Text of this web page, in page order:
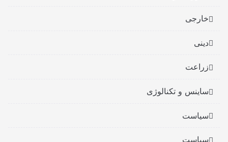
خارجی
دینی
زراعت
ساینس و تکنالوژی
سیاست
سیاست